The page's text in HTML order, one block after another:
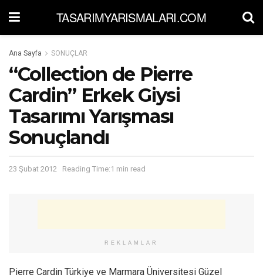
TASARIMYARISMALARI.COM
Ana Sayfa SONUÇLAR
“Collection de Pierre
Cardin” Erkek Giysi
Tasarımı Yarışması
Sonuçlandı
23 Şubat 2012 Reading Time:1 min read
REKLAMLAR
Pierre Cardin Türkiye ve Marmara Üniversitesi Güzel